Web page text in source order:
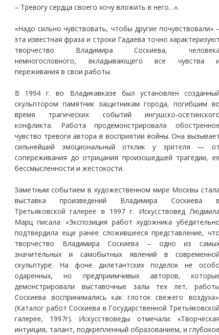
– Тревогу сердца своего хочу вложить в него…».
«Надо сильно чувствовать, чтобы другие почувствовали»
эта известная фраза и строки Гадаева точно
творчество Владимира Соскиева,
немногословного, вкладывающего все чувства
переживания в свои работы.
В 1994 г. во Владикавказе был установлен
скульптором памятник защитникам города, погибшим
время трагических событий ингушско-
конфликта. Работа продемонстрировала
чувство тревоги автора в восприятии войны. Она
сильнейший эмоциональный отклик у зрителя —
сопереживания до отрицания произошедшей трагедии,
бессмысленности и жестокости.
Заметным событием в художественном мире Москвы
выставка произведений Владимира Соскиева
Третьяковской галерее в 1997 г. Искусствовед
Марц писала: «Экспозиция работ художника
подтвердила еще ранее сложившееся представление,
творчество Владимира Соскиева – одно из
значительных и самобытных явлений в
скульптуре. На фоне дилетантских поделок не
одаренных, но предприимчивых авторов,
демонстрировали выставочные залы тех лет,
Соскиева воспринимались как глоток свежего
(Каталог работ Соскиева в Государственной
галерее, 1997г). Искусствоведы отмечали:
интуиция, талант, подкрепленный образованием, и